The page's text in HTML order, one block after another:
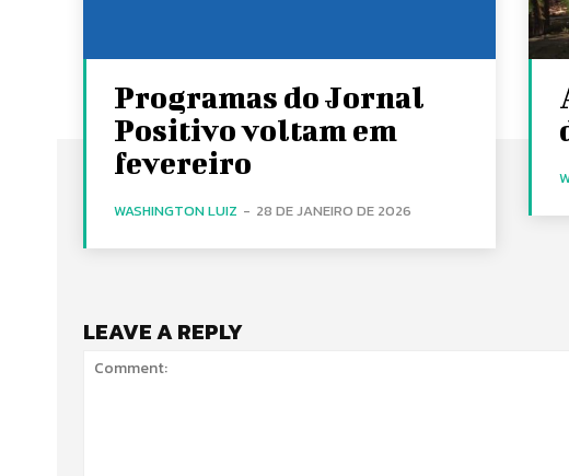
Programas do Jornal
Positivo voltam em
fevereiro
WASHINGTON LUIZ - 28 DE JANEIRO DE 2026
LEAVE A REPLY